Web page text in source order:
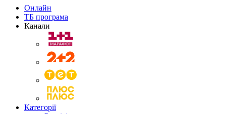
Онлайн
ТБ програма
Канали
Категорії